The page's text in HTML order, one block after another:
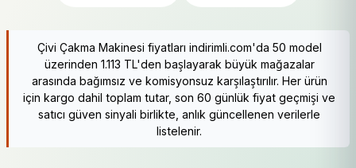
Çivi Çakma Makinesi fiyatları indirimli.com'da 50 model
üzerinden 1.113 TL'den başlayarak büyük mağazalar
arasında bağımsız ve komisyonsuz karşılaştırılır. Her ürün
için kargo dahil toplam tutar, son 60 günlük fiyat geçmişi ve
satıcı güven sinyali birlikte, anlık güncellenen verilerle
listelenir.